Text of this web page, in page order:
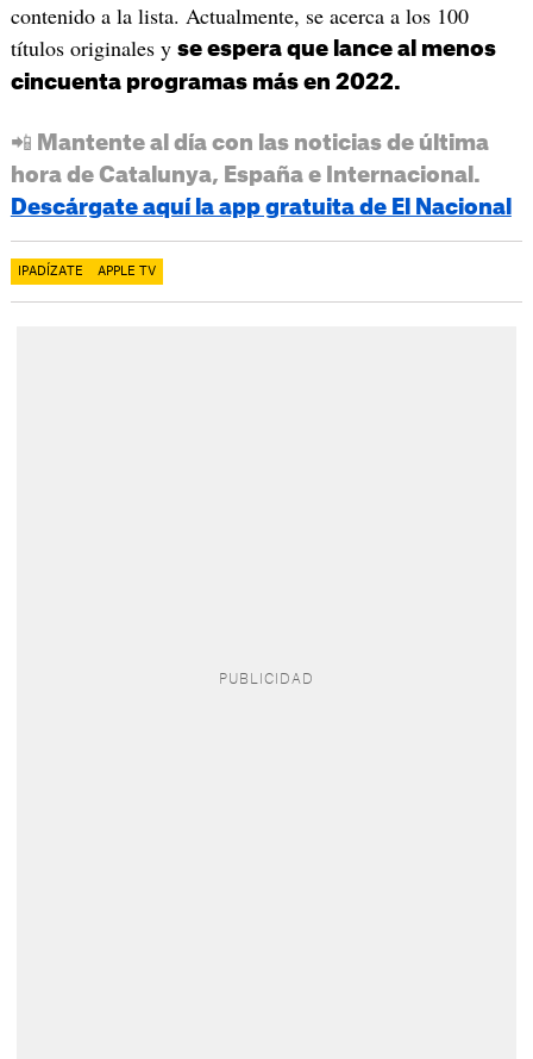
contenido a la lista. Actualmente, se acerca a los 100
títulos originales y se espera que lance al menos
cincuenta programas más en 2022.
📲 Mantente al día con las noticias de última
hora de Catalunya, España e Internacional.
Descárgate aquí la app gratuita de El Nacional
IPADÍZATE APPLE TV